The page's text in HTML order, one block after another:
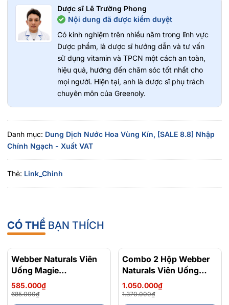
Duy trì độ pH cân bằng tự nhiên, bảo vệ lớp màng bảo vệ
da.
Hỗ trợ dưỡng ẩm, giúp da luôn mềm mại và dễ chịu.
Dịu nhẹ, an toàn với làn da nhạy cảm hoặc dễ kích ứng.
Hương thơm nhẹ nhàng, tươi mát, dễ chịu.
Không chứa xà phòng, paraben hay các chất gây kích ứng
Có thể dùng hàng ngày, ngay cả khi da đang kích ứng nhẹ.
Dược sĩ Lê Trường Phong
Nội dung đã được kiểm duyệt
Có kinh nghiệm trên nhiều năm trong lĩnh vực
Dược phẩm, là dược sĩ hướng dẫn và tư vấn
sử dụng vitamin và TPCN một cách an toàn,
hiệu quả, hướng đến chăm sóc tốt nhất cho
mọi người. Hiện tại, anh là dược sĩ phụ trách
chuyên môn của Greenoly.
Danh mục: Dung Dịch Nước Hoa Vùng Kín, [SALE 8.8] Nhập
Chính Ngạch - Xuất VAT
Thẻ: Link_Chinh
CÓ THỂ BẠN THÍCH
- 15%
Webber Naturals Viên
Uống Magie
Magnesium
Bisglycinate 200mg -
585.000₫
685.000₫
- 23%
Combo 2 Hộp Webber
Naturals Viên Uống
Magie Dễ Dàng Hấp
Làm Dịu Nhẹ Cho Hệ
1.050.000₫
1.370.000₫